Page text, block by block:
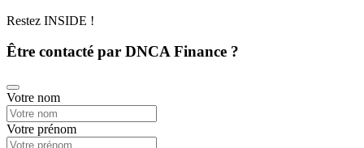
Restez INSIDE !
Être contacté par DNCA Finance ?
Votre nom
Votre prénom